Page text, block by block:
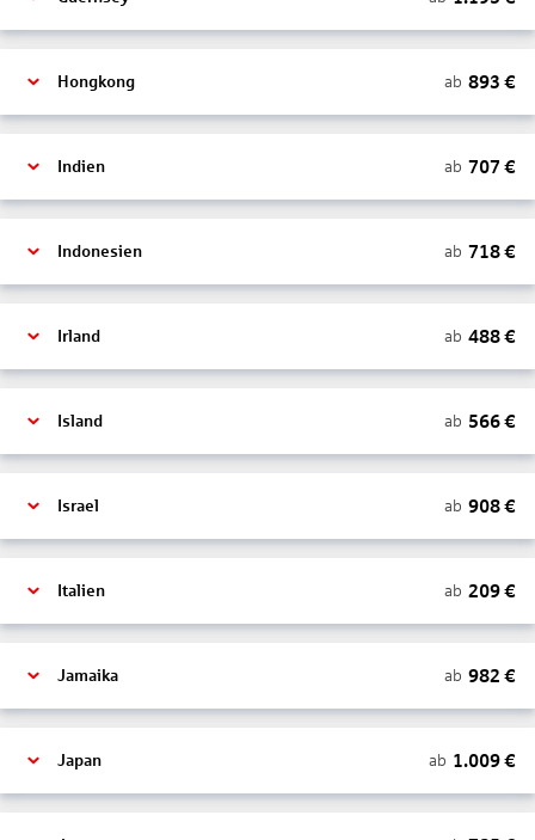
Hongkong ab 893 €
Indien ab 707 €
Indonesien ab 718€
Irland ab 488€
Island ab 566€
Israel ab 908€
Italien ab 209€
Jamaika ab 982 €
Japan ab 1.009€